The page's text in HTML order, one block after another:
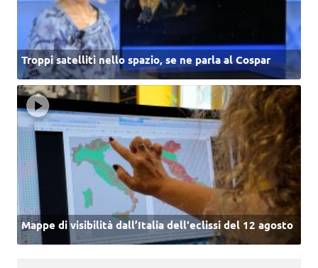
Troppi satelliti nello spazio, se ne parla al Cospar
Mappe di visibilità dall’Italia dell'eclissi del 12 agosto